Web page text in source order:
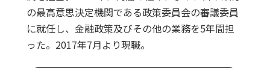
の最高意思決定機関である政策委員会の審議委員
に就任し、金融政策及びその他の業務を5年間担
った。2017年7月より現職。